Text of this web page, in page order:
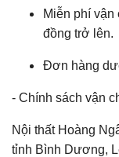
Miễn phí
đồng trở lên.
Đơn hàng
- Chính sách vận
Nội thất Hoàng
tỉnh Bình Dương,